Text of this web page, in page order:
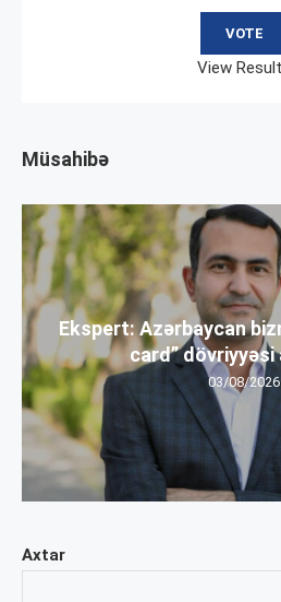
Axtar
View
Müsahibə
Ekspert: Azərbaycan
card” dövriyyəsi
03/08/2026